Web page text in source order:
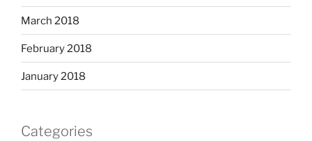
March 2018
February 2018
January 2018
Categories